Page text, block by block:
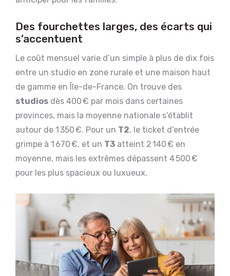
Des fourchettes larges, des écarts qui
s’accentuent
Le coût mensuel varie d’un simple à plus de dix fois
entre un studio en zone rurale et une maison haut
de gamme en Île-de-France. On trouve des
studios dès 400 € par mois dans certaines
provinces, mais la moyenne nationale s’établit
autour de 1 350 €. Pour un T2, le ticket d’entrée
grimpe à 1 670 €, et un T3 atteint 2 140 € en
moyenne, mais les extrêmes dépassent 4 500 €
pour les plus spacieux ou luxueux.